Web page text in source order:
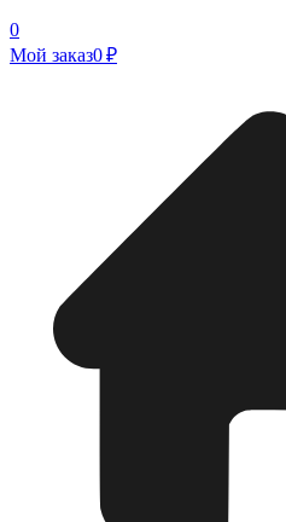
0
Мой заказ0 ₽